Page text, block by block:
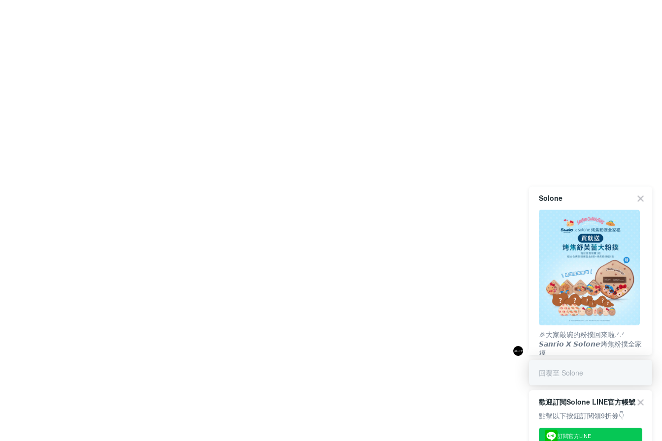
Solone
🎉大家敲碗的粉撲回來啦.ᐟ‪‪.ᐟ
𝙎𝙖𝙣𝙧𝙞𝙤 𝙓 𝙎𝙤𝙡𝙤𝙣𝙚烤焦粉撲全家
福
回覆至 Solone
歡迎訂閱Solone LINE官方帳號
點擊以下按鈕訂閱領9折券👇
訂閱官方LINE